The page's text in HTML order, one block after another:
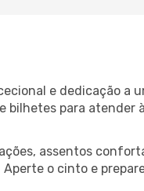
e dedicação a
bilhetes para atender
assentos
o cinto e